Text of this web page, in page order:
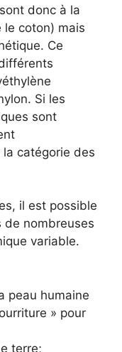
donc à la
le coton) mais
Ce
Si les
sont
catégorie des
il est possible
de nombreuses
variable.
peau humaine
» pour
terre;